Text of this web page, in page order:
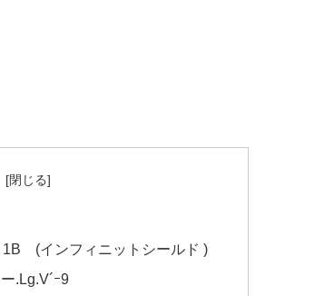
1B (インフィニットシールド )
.Lg.V´ｰ9